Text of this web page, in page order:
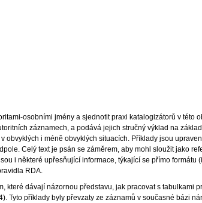
osobními jmény a sjednotit praxi katalogizátorů v této
záznamech, a podává jejich stručný výklad na
i méně obvyklých situacích. Příklady jsou
Celý text je psán se záměrem, aby mohl sloužit jako
i některé upřesňující informace, týkající se přímo formátu
RDA.
dávají názornou představu, jak pracovat s tabulkami
příklady byly převzaty ze záznamů v současné bázi